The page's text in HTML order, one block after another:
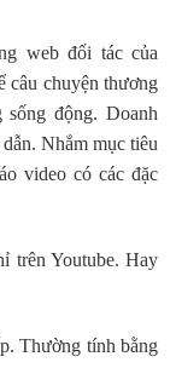
web đối tác của
câu chuyện thương
động. Doanh
Nhắm mục tiêu
video có các đặc
trên Youtube. Hay
Thường tính bằng